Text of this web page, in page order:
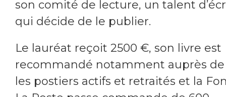
son comité de lecture, un talent
qui décide de le publier.
Le lauréat reçoit 2500 €, son livre est
recommandé notamment auprès
les postiers actifs et retraités et la